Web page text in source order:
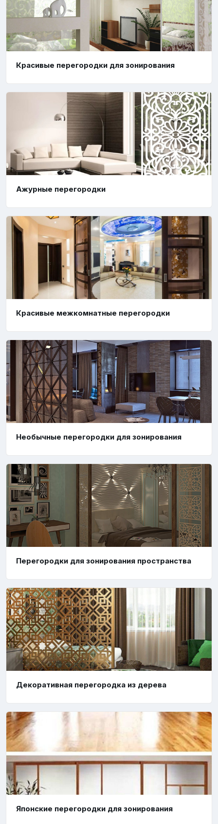
Красивые перегородки для зонирования
Ажурные перегородки
Красивые межкомнатные перегородки
Необычные перегородки для зонирования
Перегородки для зонирования пространства
Декоративная перегородка из дерева
Японские перегородки для зонирования